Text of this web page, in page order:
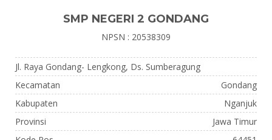
SMP NEGERI 2 GONDANG
NPSN : 20538309
Jl. Raya Gondang- Lengkong, Ds. Sumberagung
Kecamatan
Gondang
Kabupaten
Nganjuk
Provinsi
Jawa Timur